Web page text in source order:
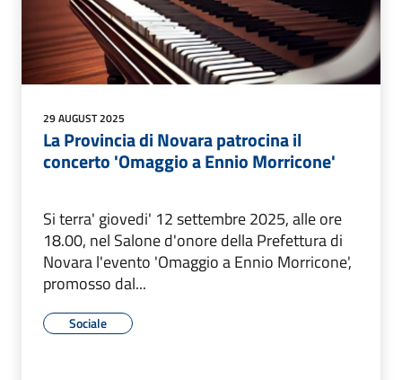
29 AUGUST 2025
La Provincia di Novara patrocina il
concerto 'Omaggio a Ennio Morricone'
Si terra' giovedi' 12 settembre 2025, alle ore
18.00, nel Salone d'onore della Prefettura di
Novara l'evento 'Omaggio a Ennio Morricone',
promosso dal...
Sociale